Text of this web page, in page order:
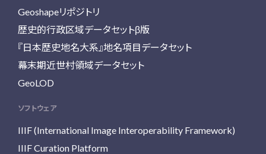
Geoshapeリポジトリ
歴史的行政区域データセットβ版
『日本歴史地名大系』地名項目データセット
幕末期近世村領域データセット
GeoLOD
ソフトウェア
IIIF (International Image Interoperability Framework)
IIIF Curation Platform